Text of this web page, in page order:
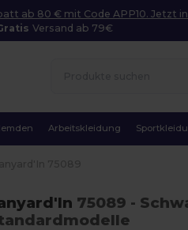
ab 80 € mit Code APP10. Jetzt
Versand ab 79€
Arbeitskleidung
75089 -